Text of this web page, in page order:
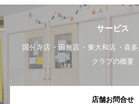
サービス
国分寺店 田無店 東大和店 喜
クラブの概要
店舗お問合せ